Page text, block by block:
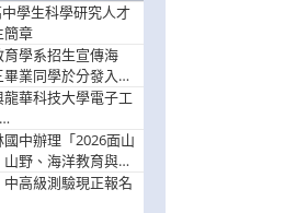
學生科學研究人才
簡章
學系招生宣傳海
業同學於分發入學
華科技大學電子工
AI賦能應用於智慧半
生踴躍報名參加
中辦理「2026面山
野、海洋教育與戶
歡迎踴躍報名參加
中高級測驗現正報名